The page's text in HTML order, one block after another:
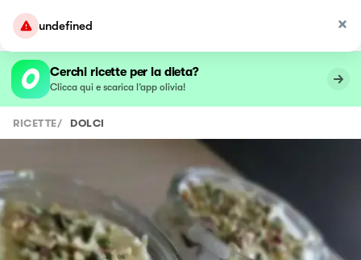
undefined
Cerchi ricette per la dieta?
Clicca qui e scarica l’app olivia!
RICETTE/ DOLCI